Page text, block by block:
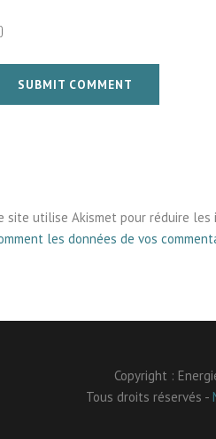
SUBMIT COMMENT
site utilise Akismet pour réduire les
les données de vos
Copyright :
Tous droits réservés -